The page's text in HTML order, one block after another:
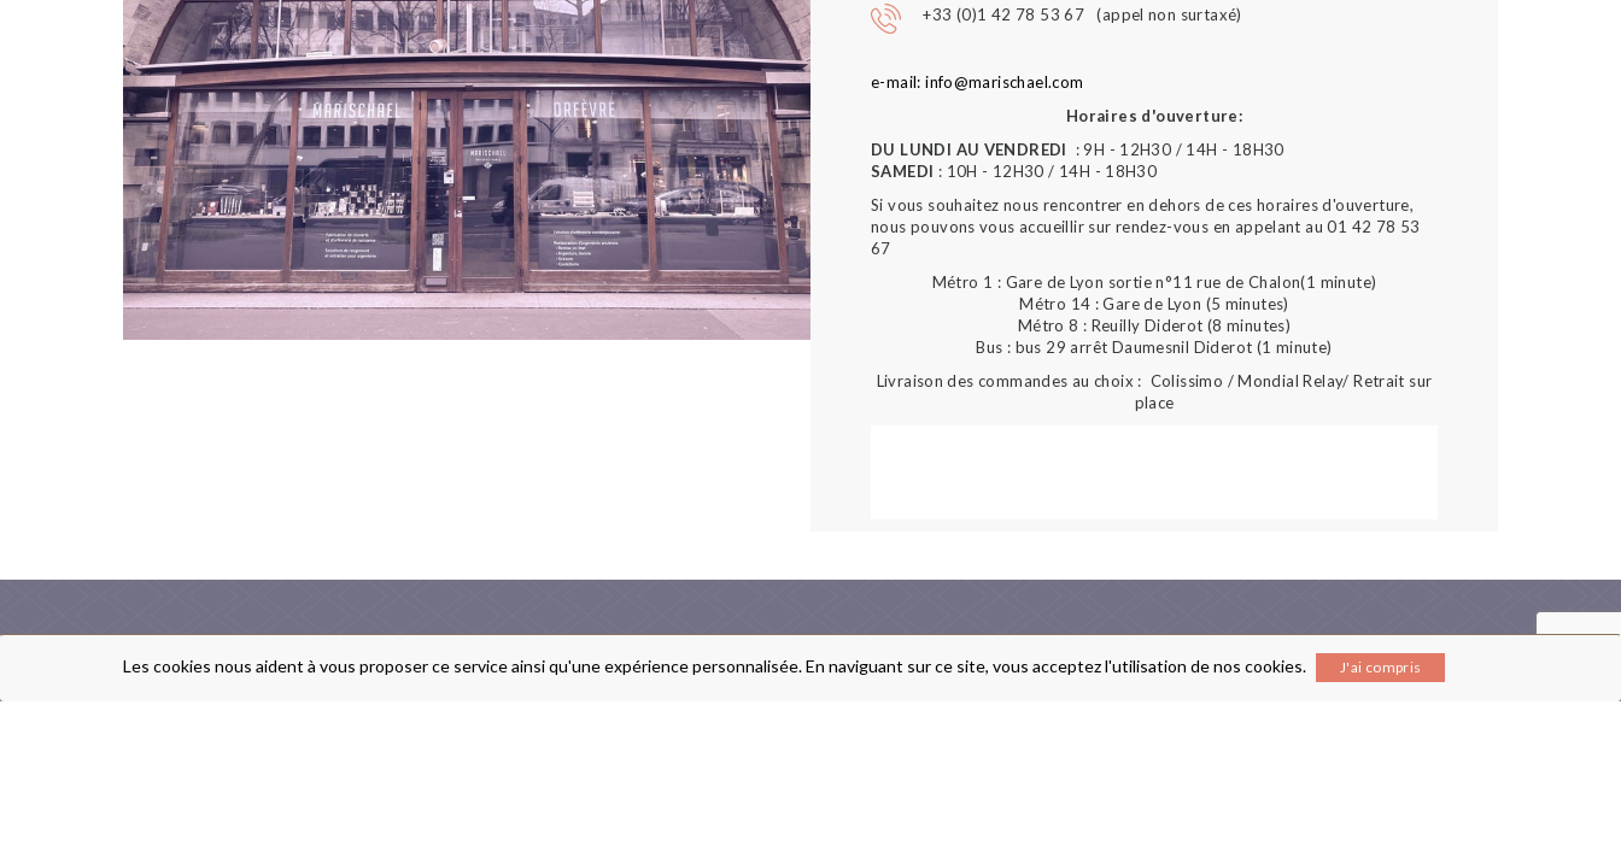
+33 (0)1 42 78 53 67 (appel non surtaxé)
e-mail: info@marischael.com
Horaires d'ouverture:
DU LUNDI AU VENDREDI
: 9H - 12H30 / 14H - 18H30
SAMEDI : 10H - 12H30 / 14H - 18H30
Si vous souhaitez nous rencontrer en dehors de ces horaires d'ouverture,
nous pouvons vous accueillir sur rendez-vous en appelant au 01 42 78 53
67
Métro 1 : Gare de Lyon sortie n°11 rue de Chalon(1 minute)
Métro 14 : Gare de Lyon (5 minutes)
Métro 8 : Reuilly Diderot (8 minutes)
Bus : bus 29 arrêt Daumesnil Diderot (1 minute)
Livraison des commandes au choix : Colissimo / Mondial Relay/ Retrait sur
place
ARTS DE LA TABLE FRAIS DE PORT & LIVRAISON MENTIONS LÉGALES RECEVEZ NOTRE NEWSLETTER
Les cookies nous aident à vous proposer ce service ainsi qu'une expérience personnalisée. En naviguant sur ce site, vous acceptez l'utilisation de nos cookies. J'ai compris